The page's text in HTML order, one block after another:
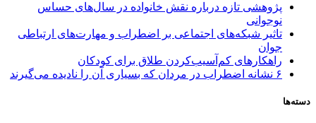
پژوهشی تازه درباره نقش خانواده در سال‌های حساس
نوجوانی
تاثیر شبکه‌های اجتماعی بر اضطراب و مهارت‌های ارتباطی
جوان
راهکارهای کم‌آسیب‌کردن طلاق برای کودکان
۶ نشانه اضطراب در مردان که بسیاری آن را نادیده می‌گیرند
دسته‌ها